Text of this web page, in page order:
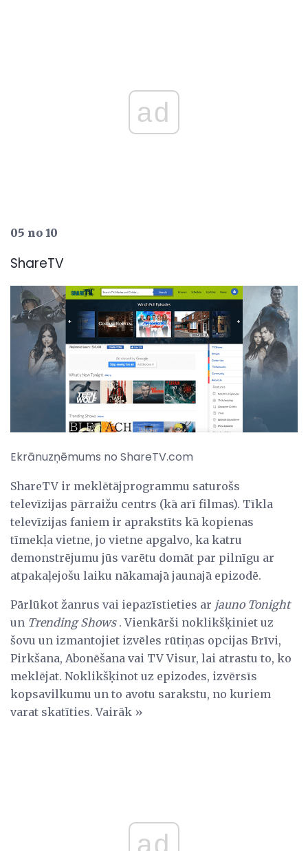
ad
05 no 10
ShareTV
Ekrānuzņēmums no ShareTV.com
ShareTV ir meklētājprogrammu saturošs
televīzijas pārraižu centrs (kā arī filmas). Tīkla
televīzijas faniem ir aprakstīts kā kopienas
tīmekļa vietne, jo vietne apgalvo, ka katru
demonstrējumu jūs varētu domāt par pilnīgu ar
atpakaļejošu laiku nākamajā jaunajā epizodē.
Pārlūkot žanrus vai iepazīstieties ar jauno Tonight
un Trending Shows. Vienkārši noklikšķiniet uz
šovu un izmantojiet izvēles rūtiņas opcijas Brīvi,
Pirkšana, Abonēšana vai TV Visur, lai atrastu to, ko
meklējat. Noklikšķinot uz epizodes, izvērsīs
kopsavilkumu un to avotu sarakstu, no kuriem
varat skatīties. Vairāk »
ad